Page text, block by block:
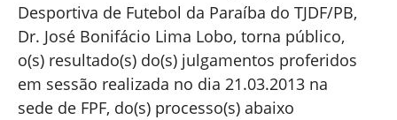
Desportiva de Futebol da Paraíba do TJDF/PB,
Dr. José Bonifácio Lima Lobo, torna público,
o(s) resultado(s) do(s) julgamentos proferidos
em sessão realizada no dia 21.03.2013 na
sede de FPF, do(s) processo(s) abaixo